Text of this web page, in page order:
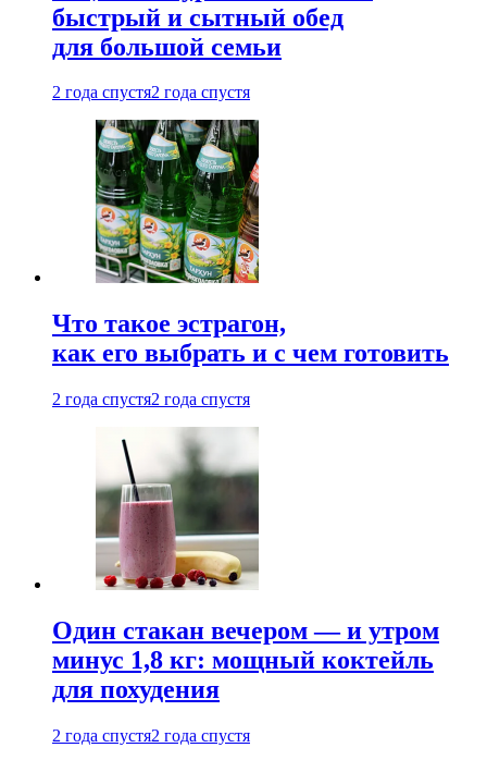
быстрый и сытный обед
для большой семьи
2 года спустя2 года спустя
Что такое эстрагон,
как его выбрать и с чем готовить
2 года спустя2 года спустя
Один стакан вечером — и утром
минус 1,8 кг: мощный коктейль
для похудения
2 года спустя2 года спустя